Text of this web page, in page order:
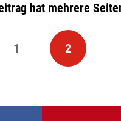
hat mehrere
1 2